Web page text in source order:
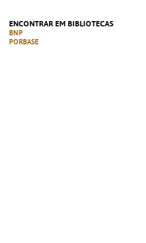
ENCONTRAR EM BIBLIOTECAS
BNP
PORBASE